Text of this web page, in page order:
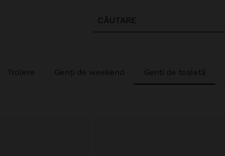
CĂUTARE
Trolere Genți de weekend Genti de toaletă